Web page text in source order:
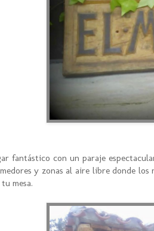
fantástico con un paraje
y zonas al aire libre donde
mesa.